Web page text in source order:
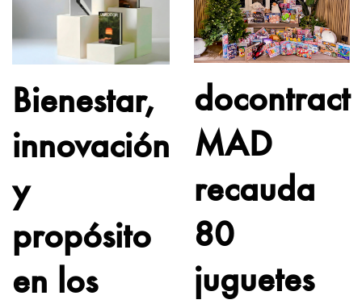
Bienestar,
innovación
y
propósito
en los
docontract
MAD
recauda
80
juguetes